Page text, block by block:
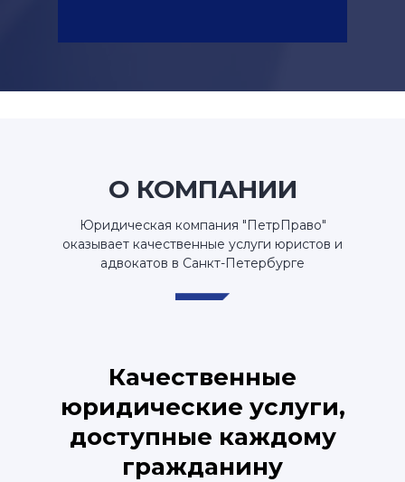
О КОМПАНИИ
Юридическая компания "ПетрПраво"
оказывает качественные услуги юристов и
адвокатов в Санкт-Петербурге
Качественные
юридические услуги,
доступные каждому
гражданину